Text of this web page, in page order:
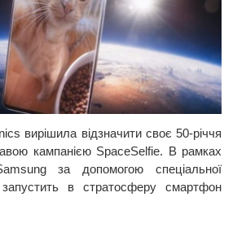
вирішила відзначити своє 50-річчя
кампанією SpaceSelfie. В рамках
за допомогою спеціальної
запустить в стратосферу смартфон